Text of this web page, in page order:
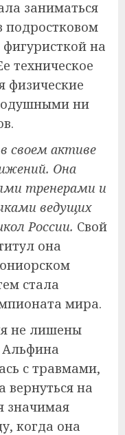
заниматься
подростковом
фигуристкой на
техническое
физические
ни
своем активе
Она
тренерами и
ведущих
России. Свой
она
стала
мира.
не лишены
Альфина
с травмами,
вернуться на
значимая
когда она